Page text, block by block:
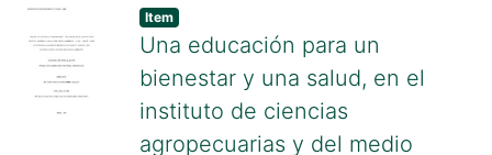
humanos y animales de compañía para
conocer las expectativas del
propietario, elaborar planes para
prevenir comportamientos
problemáticos de los animales
mejorando el bienestar de ambos, por
Item
Una educación para un
bienestar y una salud, en el
instituto de ciencias
agropecuarias y del medio